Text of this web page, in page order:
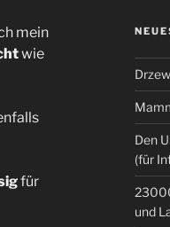
mein
wie
für
Den
(für
und